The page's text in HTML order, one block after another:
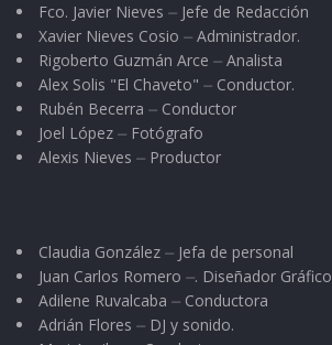
Fco. Javier Nieves ⏤ Jefe de Redacción
Xavier Nieves Cosio ⏤ Administrador.
Rigoberto Guzmán Arce ⏤ Analista
Alex Solis "El Chaveto" ⏤ Conductor.
Rubén Becerra ⏤ Conductor
Joel López ⏤ Fotógrafo
Alexis Nieves ⏤ Productor
Claudia González ⏤ Jefa de personal
Juan Carlos Romero ⏤. Diseñador Gráfico
Adilene Ruvalcaba ⏤ Conductora
Adrián Flores ⏤ DJ y sonido.